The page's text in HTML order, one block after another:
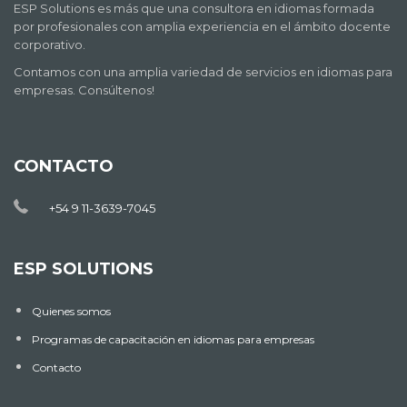
ESP Solutions es más que una consultora en idiomas formada
por profesionales con amplia experiencia en el ámbito docente
corporativo.
Contamos con una amplia variedad de servicios en idiomas para
empresas. Consúltenos!
CONTACTO
+54 9 11-3639-7045
ESP SOLUTIONS
Quienes somos
Programas de capacitación en idiomas para empresas
Contacto